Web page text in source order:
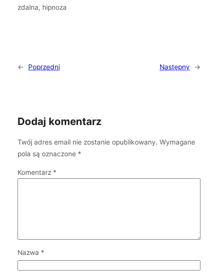
zdalna, hipnoza
← Poprzedni Następny →
Dodaj komentarz
Twój adres email nie zostanie opublikowany. Wymagane
pola są oznaczone *
Komentarz *
Nazwa *